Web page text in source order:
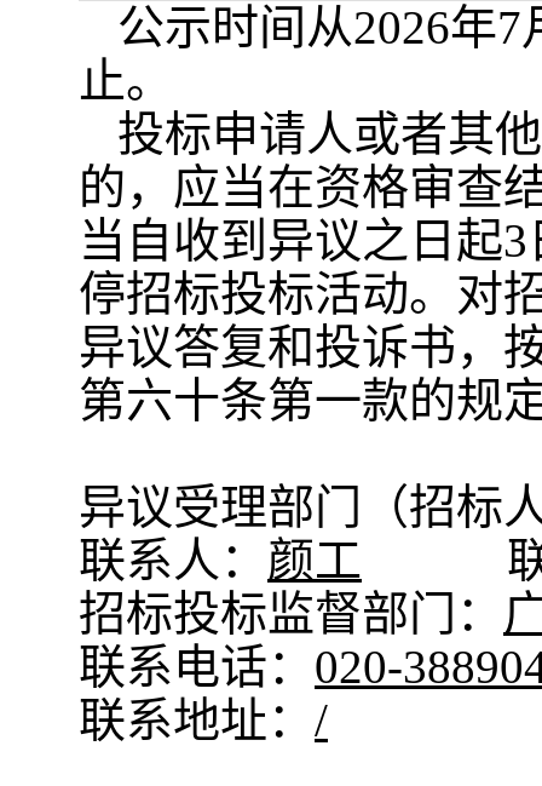
公示时间从2026年7
止。
投标申请人或者其
的，应当在资格审查
当自收到异议之日起3
停招标投标活动。对
异议答复和投诉书，
第六十条第一款的规
异议受理部门（招标
联系人： 颜工
招标投标监督部门：
联系电话： 020-
联系地址： /